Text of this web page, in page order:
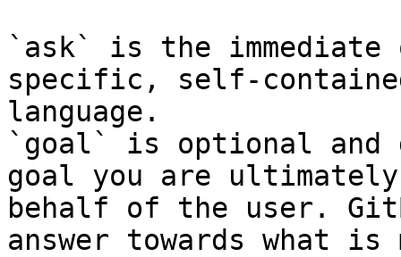
`ask` is the
specific, self-
language.
`goal` is optional and
goal you are
behalf of the user.
answer towards what